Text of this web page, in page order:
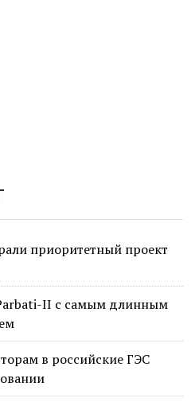
приоритетный проект
II с самым длинным
в российские ГЭС